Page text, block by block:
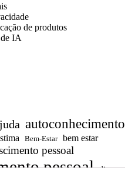
de produtos
IA
autoconhecimento
Bem-Estar bem estar
pessoal
pessoal